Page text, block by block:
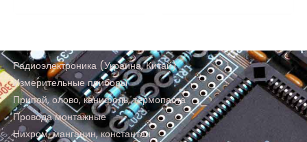
Радиоэлектроника (Украина, Китай)
Измерительные приборы
Припой, олово, канифоль, термопаста
Провода монтажные
Нихром, манганин, константан